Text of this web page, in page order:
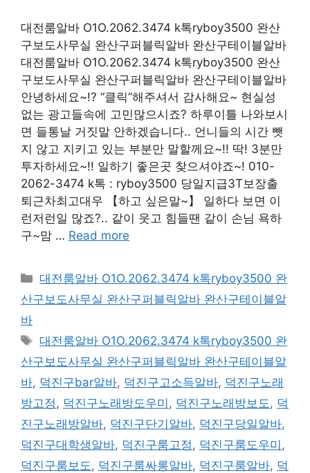
대전룸알바 O1O.2062.3474 k톡ryboy3500 완산
구보도사무실 완산구퍼블릭알바 완산구테이블알바
대전룸알바 O1O.2062.3474 k톡ryboy3500 완산
구보도사무실 완산구퍼블릭알바 완산구테이블알바
안녕하세요~!? “클릭”해주셔서 감사해요~ 현실성
없는 광고들속에 고민많으시죠? 하루이틀 나와보시
면 들통날 거짓말 안하겠습니다.. 언니들의 시간 뺏
지 않고 지키고 있는 부분만 말할께요~!! 딱! 3분만
투자하세요~!! 일하기 좋은곳 찾으셔야죠~! 010-
2062-3474 k톡 : ryboy3500 당일지급3T보장출
퇴근차최고대우 【하고 싶은말~】 일하다 보면 이
런저런일 많죠?.. 같이 웃고 힘들땐 같이 손님 욕하
구~맘 … Read more
카
테
대전룸알바 O1O.2062.3474 k톡ryboy3500 완
산구보도사무실 완산구퍼블릭알바 완산구테이블알
바
태
그
대전룸알바 O1O.2062.3474 k톡ryboy3500 완
산구보도사무실 완산구퍼블릭알바 완산구테이블알
바, 덕진구bar알바, 덕진구고소득알바, 덕진구노래
방고정, 덕진구노래방도우미 , 덕진구노래방보도, 덕
진구노래방알바, 덕진구단기알바, 덕진구당일알바,
덕진구대학생알바, 덕진구룸고정, 덕진구룸도우미 ,
덕진구룸보도, 덕진구룸싸롱알바, 덕진구룸알바, 덕